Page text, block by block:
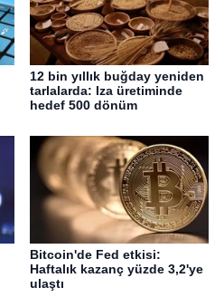
12 bin yıllık buğday yeniden
tarlalarda: Iza üretiminde
hedef 500 dönüm
Bitcoin'de Fed etkisi:
Haftalık kazanç yüzde 3,2'ye
ulaştı